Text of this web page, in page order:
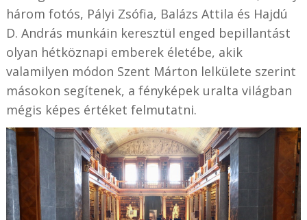
három fotós, Pályi Zsófia, Balázs Attila és Hajdú
D. András munkáin keresztül enged bepillantást
olyan hétköznapi emberek életébe, akik
valamilyen módon Szent Márton lelkülete szerint
másokon segítenek, a fényképek uralta világban
mégis képes értéket felmutatni.